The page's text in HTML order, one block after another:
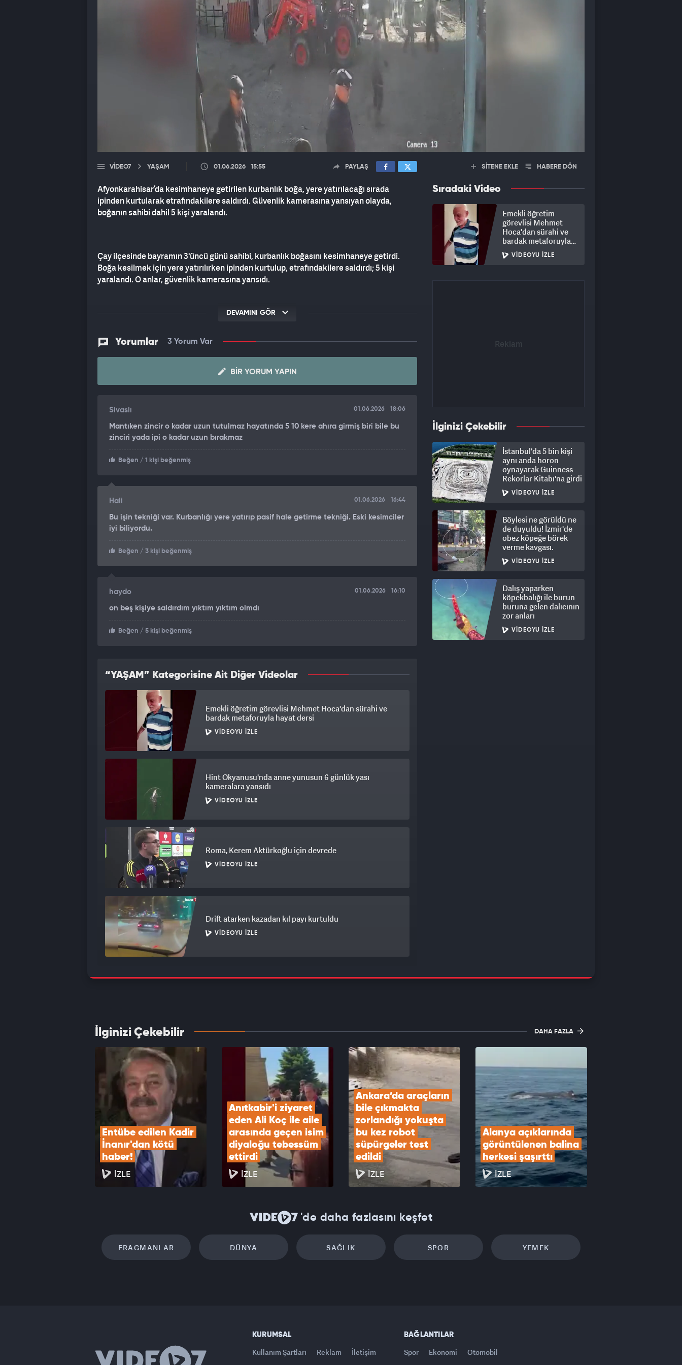
VIDEO7 YAŞAM 01.06.2026 15:55 PAYLAŞ
Afyonkarahisar’da kesimhaneye getirilen kurbanlık boğa, yere yatırılacağı sırada
ipinden kurtularak etrafındakilere saldırdı. Güvenlik kamerasına yansıyan olayda,
boğanın sahibi dahil 5 kişi yaralandı.
Çay ilçesinde bayramın 3'üncü günü sahibi, kurbanlık boğasını kesimhaneye getirdi.
Boğa kesilmek için yere yatırılırken ipinden kurtulup, etrafındakilere saldırdı; 5 kişi
yaralandı. O anlar, güvenlik kamerasına yansıdı.
Kesimhanemizde hazırlığımızı yaptık. Yere yatıracağımız sırada hırçınlaşıp, iplerden
kurtuldu. Etrafa saldırmaya başladı, önüne geleni boynuzladı. Ben ve oğlum yaralandık.
Kırıklarımız var. 2 kasap ve 1 de çevredeki kişiye saldırarak yaraladı. Traktör yardımıyla
yakaladık. Kesimi yaptık. Benim kolumda, oğlum Hüseyin'in göğsündü kırık var. 3 kişi de
değişik yerlerinden yaralandı" dedi.
DEVAMINI GÖR
Yorumlar 3 Yorum Var
BIR YORUM YAPIN
Sivaslı 01.06.2026 18:06
Mantıken zincir o kadar uzun tutulmaz hayatında 5 10 kere ahıra girmiş biri bile bu
zinciri yada ipi o kadar uzun bırakmaz
Beğen / 1 kişi beğenmiş
Hali 01.06.2026 16:44
Bu işin tekniği var. Kurbanlığı yere yatırıp pasif hale getirme tekniği. Eski kesimciler
iyi biliyordu.
Beğen / 3 kişi beğenmiş
haydo 01.06.2026 16:10
on beş kişiye saldırdım yıktım yıktım olmdı
Beğen / 5 kişi beğenmiş
“YAŞAM” Kategorisine Ait Diğer Videolar
Emekli öğretim görevlisi Mehmet Hoca'dan sürahi ve
bardak metaforuyla hayat dersi
VIDEOYU İZLE
Hint Okyanusu'nda anne yunusun 6 günlük yası
kameralara yansıdı
VIDEOYU İZLE
Roma, Kerem Aktürkoğlu için devrede
VIDEOYU İZLE
Drift atarken kazadan kıl payı kurtuldu
VIDEOYU İZLE
Tam bir çay tiryakisi! İnce belli bardaktan içti...
Gülümseten anlar kamerada
SİTENE EKLE HABERE DÖN
Sıradaki Video
Emekli öğretim
görevlisi Mehmet
Hoca'dan sürahi ve
bardak metaforuyla
hayat dersi
VIDEOYU İZLE
İlginizi Çekebilir
İstanbul'da 5 bin kişi
aynı anda horon
oynayarak Guinness
Rekorlar Kitabı'na girdi
VIDEOYU İZLE
Böylesi ne görüldü ne
de duyuldu! İzmir'de
obez köpeğe börek
verme kavgası.
VIDEOYU İZLE
Dalış yaparken
köpekbalığı ile burun
buruna gelen dalıcının
zor anları
VIDEOYU İZLE
İlginizi Çekebilir DAHA FAZLA
Entübe edilen Kadir
İnanır'dan kötü
haber!
İZLE
Anıtkabir'i ziyaret
eden Ali Koç ile aile
arasında geçen isim
diyaloğu tebessüm
ettirdi
İZLE
Ankara’da araçların
bile çıkmakta
zorlandığı yokuşta
bu kez robot
süpürgeler test
edildi
İZLE
Alanya açıklarında
görüntülenen balina
herkesi şaşırttı
İZLE
'de daha fazlasını keşfet
FRAGMANLAR DÜNYA SAĞLIK SPOR YEMEK
KURUMSAL
Kullanım Şartları Reklam İletişim
BAĞLANTILAR
Spor Ekonomi Otomobil